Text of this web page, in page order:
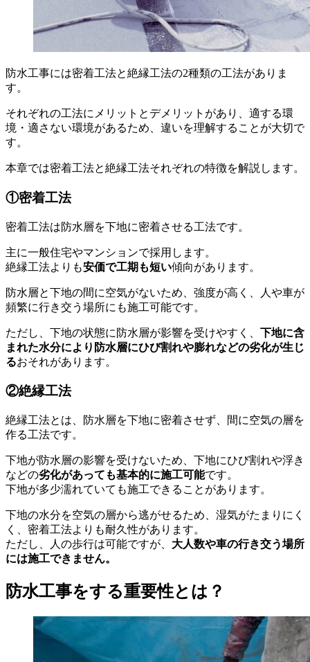
防水工事には密着工法と絶縁工法の2種類の工法がありま
す。
それぞれの工法にメリットとデメリットがあり、適する環
境・適さない環境があるため、違いを理解することが大切で
す。
本章では密着工法と絶縁工法それぞれの特徴を解説します。
①密着工法
密着工法は防水層を下地に密着させる工法です。
主に一般住宅やマンションで採用します。
絶縁工法よりも安価で工期も短い傾向があります。
防水層と下地の間に空気がないため、強度が高く、人や車が
頻繁に行き交う場所にも施工可能です。
ただし、下地の状態に防水層が影響を受けやすく、 下地に含
まれた水分により防水層にひび割れや膨れなどの劣化が生じ
るおそれがあります。
②絶縁工法
絶縁工法とは、防水層を下地に密着させず、間に空気の層を
作る工法です。
下地が防水層の影響を受けないため、下地にひび割れや浮き
などの劣化があっても基本的に施工可能です。
下地が多少濡れていても施工できることがあります。
下地の水分を空気の層から逃がせるため、湿気がたまりにく
く、密着工法よりも耐久性があります。
ただし、人の歩行は可能ですが、 大人数や車の行き交う場所
には施工できません。
防水工事をする重要性とは？